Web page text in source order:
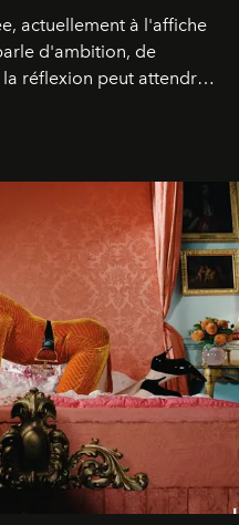
actuellement à l'affiche
d'ambition, de
réflexion peut attendre.
désir, mon ambition, ma